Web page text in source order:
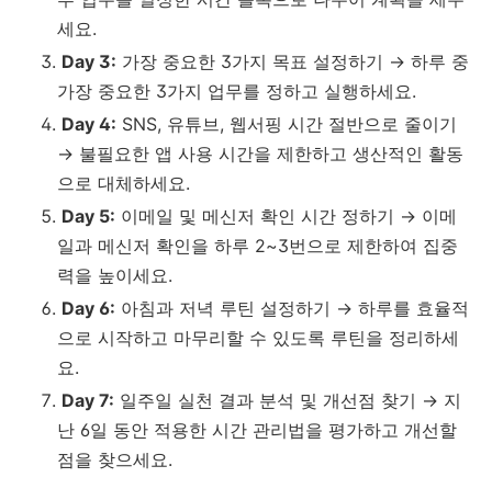
세요.
Day 3: 가장 중요한 3가지 목표 설정하기 → 하루 중
가장 중요한 3가지 업무를 정하고 실행하세요.
Day 4: SNS, 유튜브, 웹서핑 시간 절반으로 줄이기
→ 불필요한 앱 사용 시간을 제한하고 생산적인 활동
으로 대체하세요.
Day 5: 이메일 및 메신저 확인 시간 정하기 → 이메
일과 메신저 확인을 하루 2~3번으로 제한하여 집중
력을 높이세요.
Day 6: 아침과 저녁 루틴 설정하기 → 하루를 효율적
으로 시작하고 마무리할 수 있도록 루틴을 정리하세
요.
Day 7: 일주일 실천 결과 분석 및 개선점 찾기 → 지
난 6일 동안 적용한 시간 관리법을 평가하고 개선할
점을 찾으세요.